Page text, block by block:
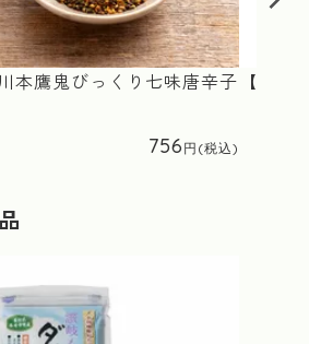
本鷹鬼びっくり七味唐辛子
756
【白